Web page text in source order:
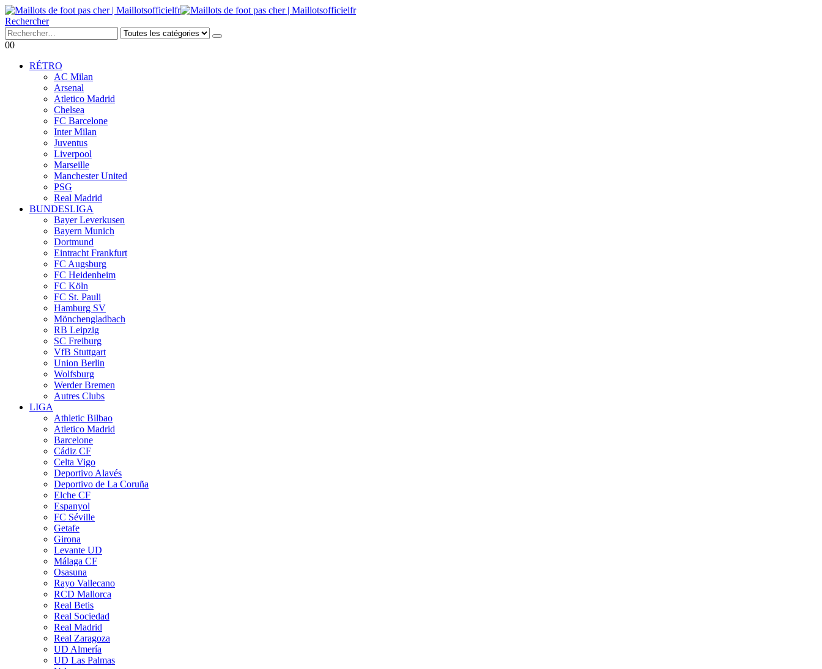
Rechercher
00
RÉTRO
AC Milan
Arsenal
Atletico Madrid
Chelsea
FC Barcelone
Inter Milan
Juventus
Liverpool
Marseille
Manchester United
PSG
Real Madrid
BUNDESLIGA
Bayer Leverkusen
Bayern Munich
Dortmund
Eintracht Frankfurt
FC Augsburg
FC Heidenheim
FC Köln
FC St. Pauli
Hamburg SV
Mönchengladbach
RB Leipzig
SC Freiburg
VfB Stuttgart
Union Berlin
Wolfsburg
Werder Bremen
Autres Clubs
LIGA
Athletic Bilbao
Atletico Madrid
Barcelone
Cádiz CF
Celta Vigo
Deportivo Alavés
Deportivo de La Coruña
Elche CF
Espanyol
FC Séville
Getafe
Girona
Levante UD
Málaga CF
Osasuna
Rayo Vallecano
RCD Mallorca
Real Betis
Real Sociedad
Real Madrid
Real Zaragoza
UD Almería
UD Las Palmas